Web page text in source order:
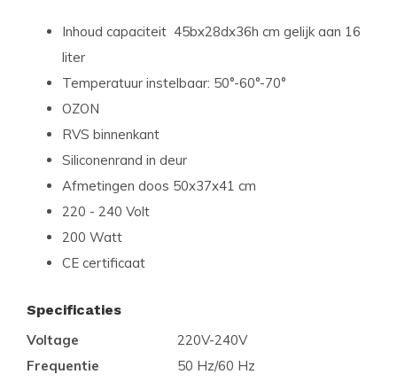
Inhoud capaciteit 45bx28dx36h cm gelijk aan 16
liter
Temperatuur instelbaar: 50°-60°-70°
OZON
RVS binnenkant
Siliconenrand in deur
Afmetingen doos 50x37x41 cm
220 - 240 Volt
200 Watt
CE certificaat
Specificaties
Voltage
220V-240V
Frequentie
50 Hz/60 Hz